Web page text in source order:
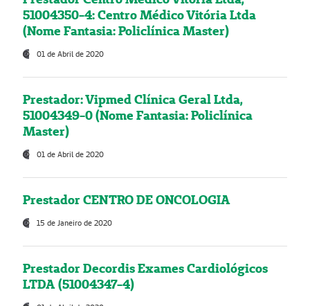
51004350-4: Centro Médico Vitória Ltda
(Nome Fantasia: Policlínica Master)
01 de Abril de 2020
Prestador: Vipmed Clínica Geral Ltda,
51004349-0 (Nome Fantasia: Policlínica
Master)
01 de Abril de 2020
Prestador CENTRO DE ONCOLOGIA
15 de Janeiro de 2020
Prestador Decordis Exames Cardiológicos
LTDA (51004347-4)